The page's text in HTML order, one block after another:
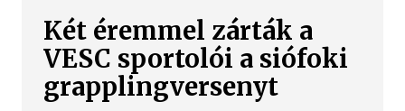
Két éremmel zárták a
VESC sportolói a siófoki
grapplingversenyt